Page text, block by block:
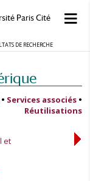
Paris Cité
DE RECHERCHE
• Services associés •
Réutilisations
et